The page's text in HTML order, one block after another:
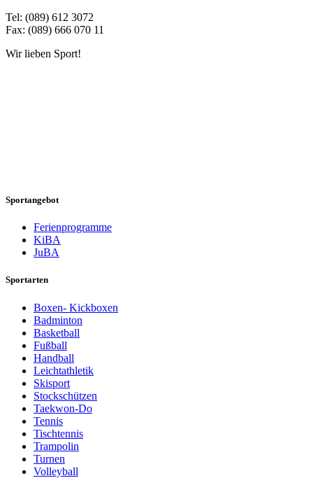
Tel: (089) 612 3072
Fax: (089) 666 070 11
Wir lieben Sport!
Sportangebot
Ferienprogramme
KiBA
JuBA
Sportarten
Boxen- Kickboxen
Badminton
Basketball
Fußball
Handball
Leichtathletik
Skisport
Stockschützen
Taekwon-Do
Tennis
Tischtennis
Trampolin
Turnen
Volleyball